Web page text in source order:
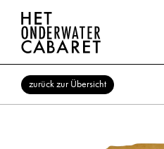
zurück zur Übersicht